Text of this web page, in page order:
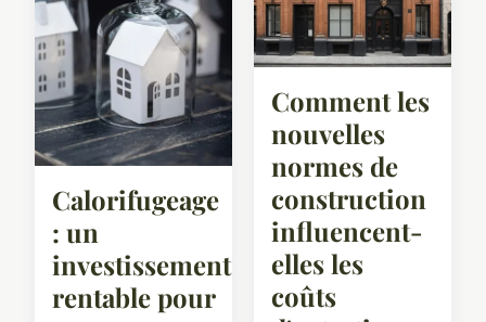
Calorifugeage
: un
investissement
rentable pour
Comment les
nouvelles
normes de
construction
influencent-
elles les
coûts